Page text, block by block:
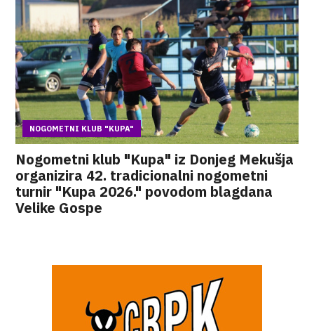
NOGOMETNI KLUB "KUPA"
Nogometni klub "Kupa" iz Donjeg Mekušja
organizira 42. tradicionalni nogometni
turnir "Kupa 2026." povodom blagdana
Velike Gospe